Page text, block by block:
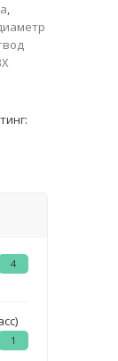
,
:
4
1